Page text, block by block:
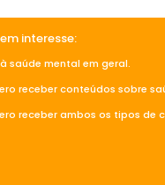
interesse:
saúde mental em geral.
receber conteúdos sobre
receber ambos os tipos de